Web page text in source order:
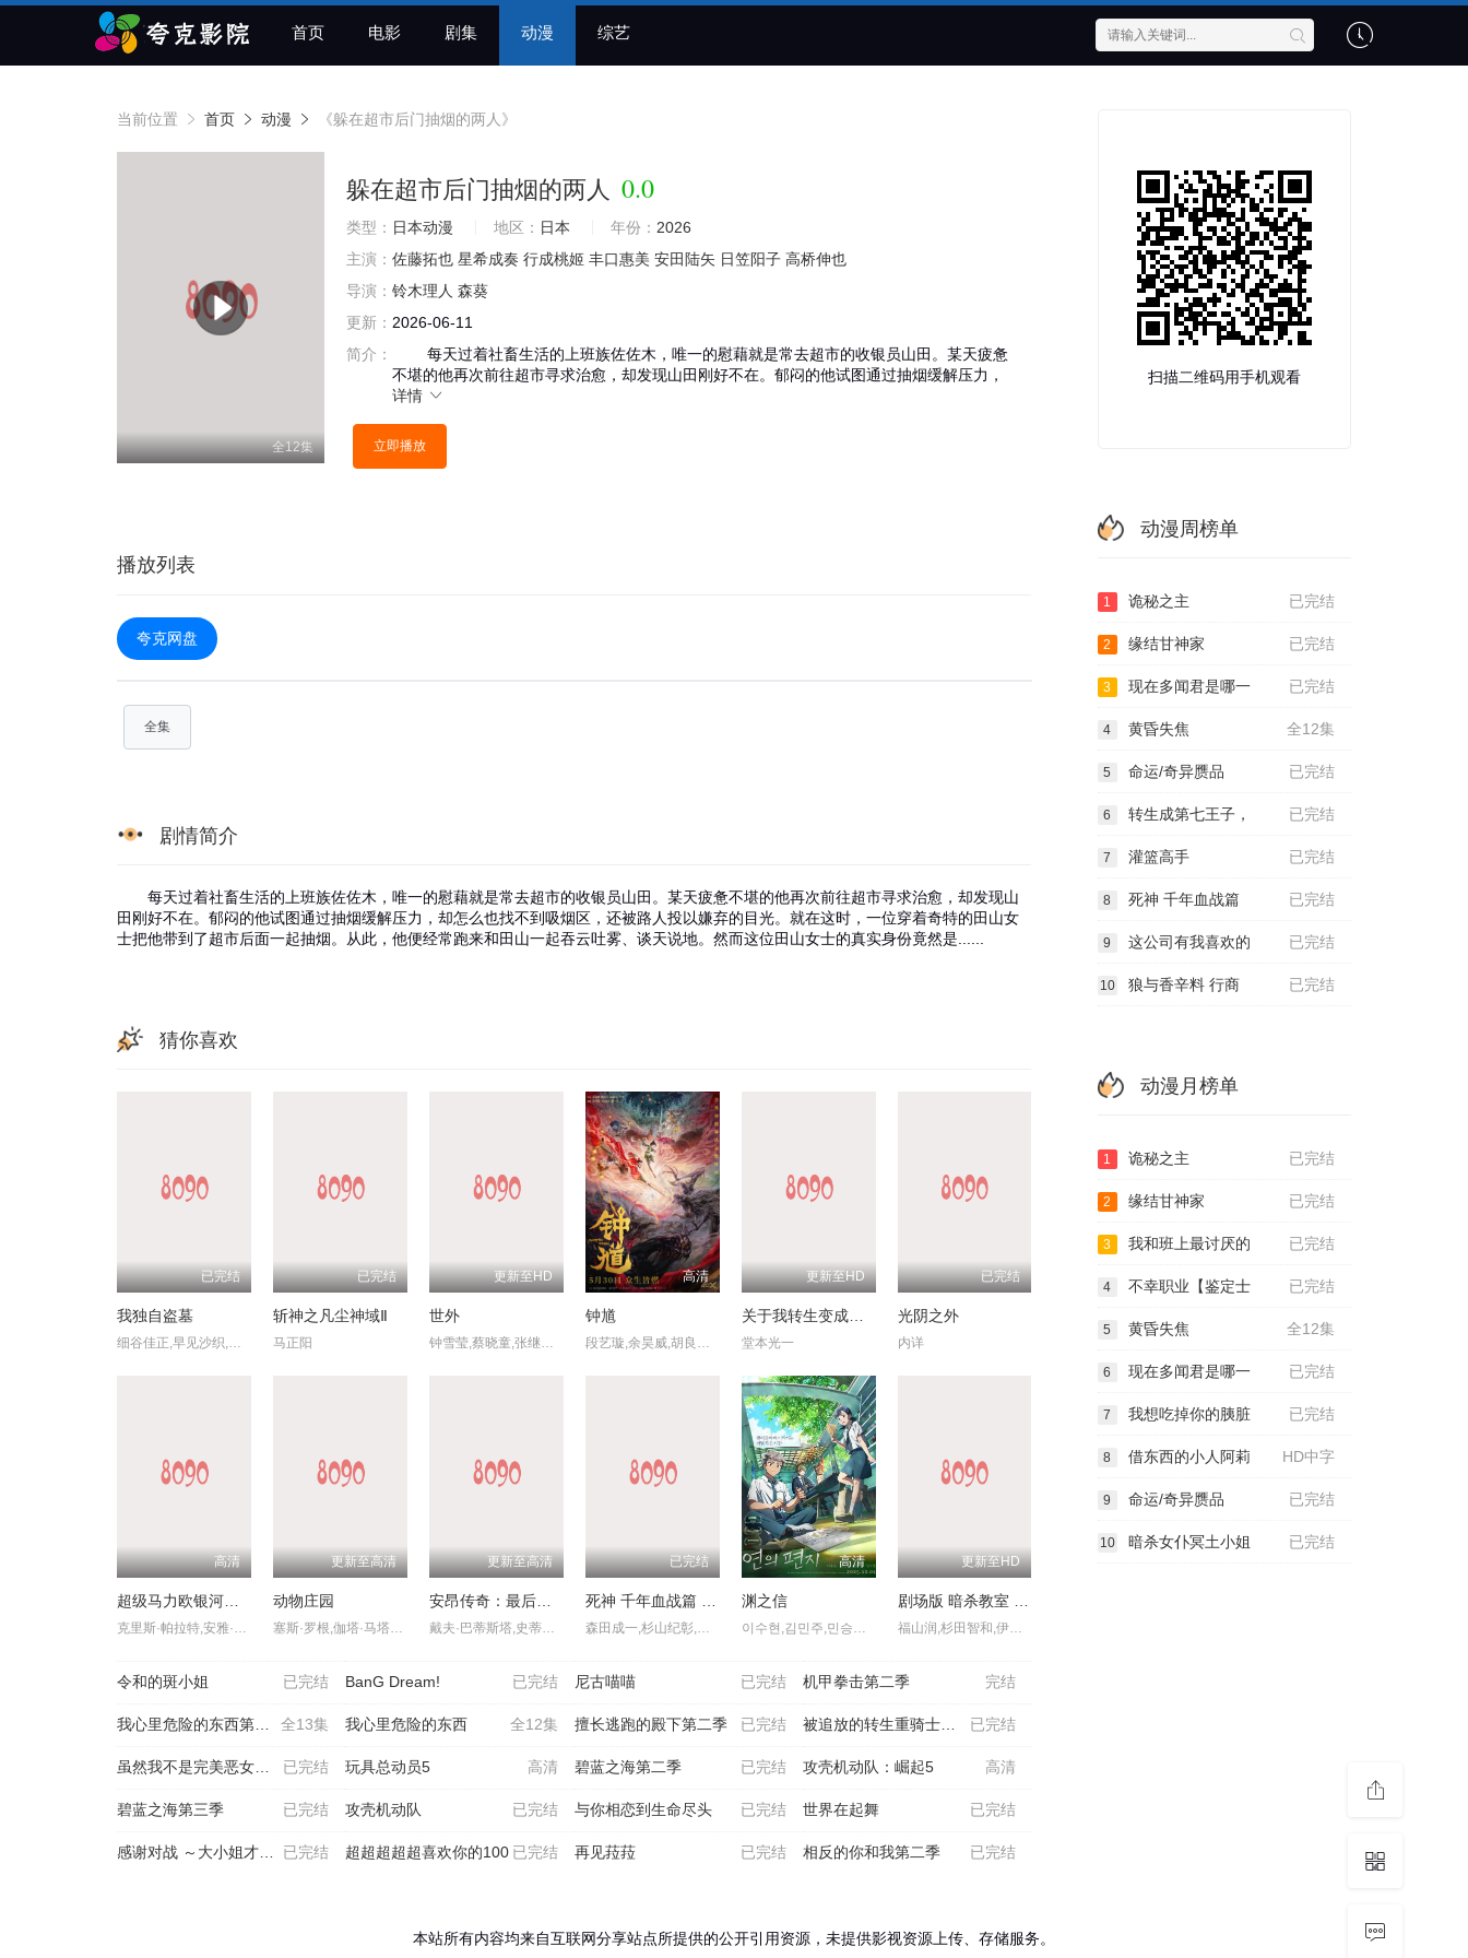
首页 电影 剧集 动漫 综艺
当前位置 首页 动漫 《躲在超市后门抽烟的两人》
全12集
躲在超市后门抽烟的两人 0.0
类型： 日本动漫 地区： 日本 年份： 2026
主演： 佐藤拓也 星希成奏 行成桃姬 丰口惠美 安田陆矢 日笠阳子 高桥伸也
导演： 铃木理人 森葵
更新： 2026-06-11
简介：
每天过着社畜生活的上班族佐佐木，唯一的慰藉就是常去超市的收银员山田。某天疲惫
不堪的他再次前往超市寻求治愈，却发现山田刚好不在。郁闷的他试图通过抽烟缓解压力，
详情
立即播放
播放列表
夸克网盘
全集
剧情简介
每天过着社畜生活的上班族佐佐木，唯一的慰藉就是常去超市的收银员山田。某天疲惫不堪的他再次前往超市寻求治愈，却发现山
田刚好不在。郁闷的他试图通过抽烟缓解压力，却怎么也找不到吸烟区，还被路人投以嫌弃的目光。就在这时，一位穿着奇特的田山女
士把他带到了超市后面一起抽烟。从此，他便经常跑来和田山一起吞云吐雾、谈天说地。然而这位田山女士的真实身份竟然是......
猜你喜欢
已完结
我独自盗墓
细谷佳正,早见沙织,入野自由,诹访部顺一
已完结
斩神之凡尘神域Ⅱ
马正阳
更新至HD
世外
钟雪莹,蔡晓童,张继聪,谢安琪,柯炜林,杨雅文
高清
钟馗
段艺璇,余昊威,胡良伟,巴赫
更新至HD
关于我转生变成史莱姆这档事 苍海之泪篇
堂本光一
已完结
光阴之外
内详
高清 更新至高清
动物庄园
更新至高清
安昂传奇：最后的气宗
戴夫·巴蒂斯塔,史蒂文·元,关继威,杰西卡·马滕,塔伊加·维迪提,迪·布莱德利·贝克,杰拉尔丁·维斯瓦纳坦,罗曼·萨拉戈萨,芙蕾达·平托,南允道,佩塔·萨金特,Dionne,Quan
已完结 高清
渊之信
更新至HD
福山润,杉田智和,伊藤静,渊上舞,洲崎绫,冈本信彦,逢坂良太,内藤玲,田中美海,矢作纱友里,松浦千惠,佐藤聪美,川边骏,金元寿子,宫下荣治,山谷祥生,水岛大宙,间岛淳司,木村昴,沼仓爱美,斋藤枫子,河原木志穗,日野未步,植田佳奈,浅沼晋太郎,高桥伸也,原泽晃绮,诹访彩花,下妻由幸,藤田咲,绪方惠美,井上喜久子,铃代纱弓,金泽舞,梅原裕一郎,山口胜平,山路和弘
已完结
令和的斑小姐 已完结
BanG Dream! 已完结
尼古喵喵 完结
机甲拳击第二季
全13集
我心里危险的东西第二季 全12集
我心里危险的东西 已完结
擅长逃跑的殿下第二季 已完结
被追放的转生重骑士用游戏
已完结
虽然我不是完美恶女～雏宫 高清
玩具总动员5 已完结
碧蓝之海第二季 高清
攻壳机动队：崛起5
已完结
碧蓝之海第三季 已完结
攻壳机动队 已完结
与你相恋到生命尽头 已完结
世界在起舞
已完结
感谢对战 ～大小姐才不玩 已完结
超超超超超喜欢你的100 已完结
再见菈菈 已完结
相反的你和我第二季
扫描二维码用手机观看
动漫周榜单
已完结
1 诡秘之主
已完结
2 缘结甘神家
已完结
3 现在多闻君是哪一
全12集
4 黄昏失焦
已完结
5 命运/奇异赝品
已完结
6 转生成第七王子，
已完结
7 灌篮高手
已完结
8 死神 千年血战篇
已完结
9 这公司有我喜欢的
已完结
10 狼与香辛料 行商
动漫月榜单
已完结
1 诡秘之主
已完结
2 缘结甘神家
已完结
3 我和班上最讨厌的
已完结
4 不幸职业【鉴定士
全12集
5 黄昏失焦
已完结
6 现在多闻君是哪一
已完结
7 我想吃掉你的胰脏
HD中字
8 借东西的小人阿莉
已完结
9 命运/奇异赝品
已完结
10 暗杀女仆冥土小姐
本站所有内容均来自互联网分享站点所提供的公开引用资源，未提供影视资源上传、存储服务。